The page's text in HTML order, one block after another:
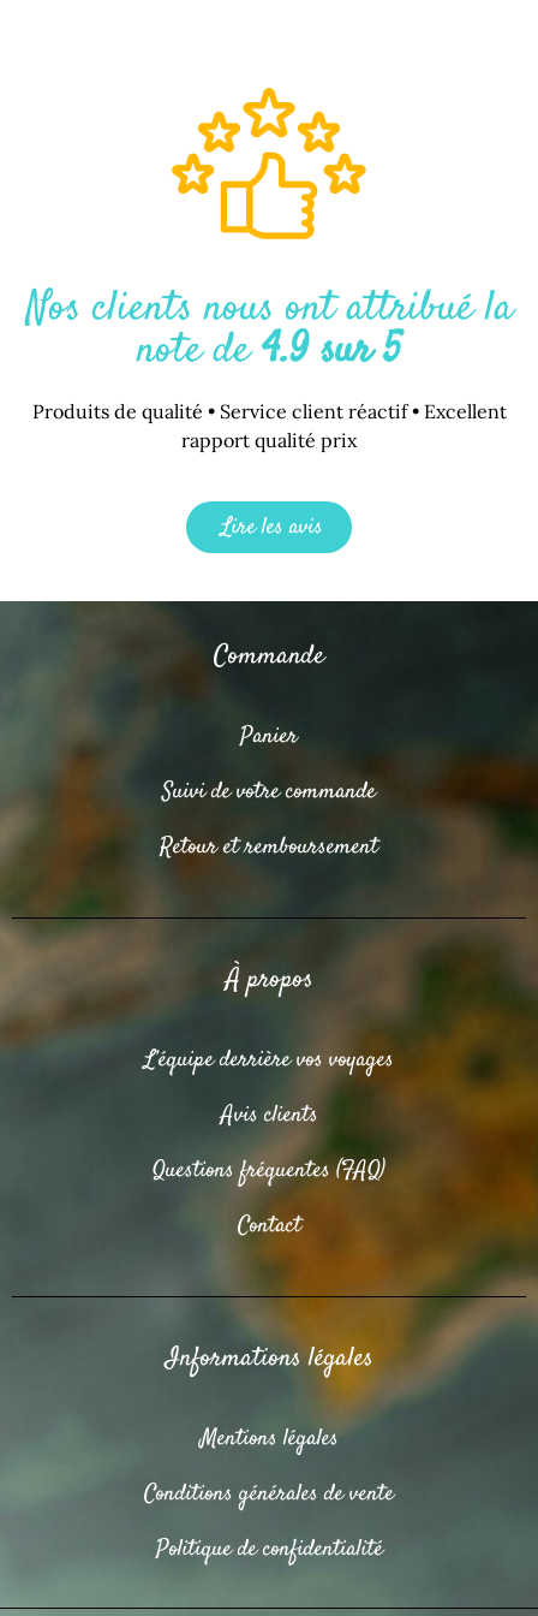
Nos clients nous ont attribué la
note de4.9 sur 5
Produits de qualité • Service client réactif • Excellent
rapport qualité prix
Lire les avis
Commande
Panier
Suivi de votre commande
Retour et remboursement
À propos
L’équipe derrière vos voyages
Avis clients
Questions fréquentes (FAQ)
Contact
Informations légales
Mentions légales
Conditions générales de vente
Politique de confidentialité